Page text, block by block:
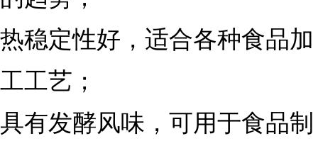
热稳定性好，适合各种食品加
工工艺；
具有发酵风味，可用于食品制